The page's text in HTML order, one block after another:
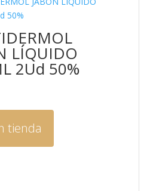
LÍQUIDO
2Ud 50%
tienda